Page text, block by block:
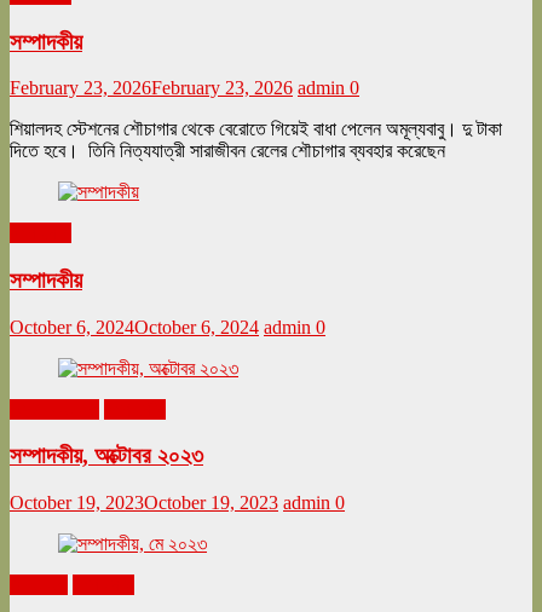
সম্পাদকীয়
February 23, 2026February 23, 2026 admin 0
শিয়ালদহ স্টেশনের শৌচাগার থেকে বেরোতে গিয়েই বাধা পেলেন অমূল্যবাবু। দু টাকা
দিতে হবে। তিনি নিত্যযাত্রী সারাজীবন রেলের শৌচাগার ব্যবহার করেছেন
সম্পাদকীয়
October 6, 2024October 6, 2024 admin 0
সম্পাদকীয়, অক্টোবর ২০২৩
October 19, 2023October 19, 2023 admin 0